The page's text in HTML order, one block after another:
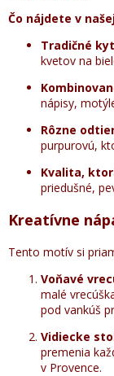
Čo nájdete v
Tradičné
kvetov na
nápisy,
Rôzne
purpurovú,
Kvalita,
priedušné,
Kreatívne
Tento motív si
Voňavé
malé
pod vankúš
Vidiecke
premenia
v Provence.